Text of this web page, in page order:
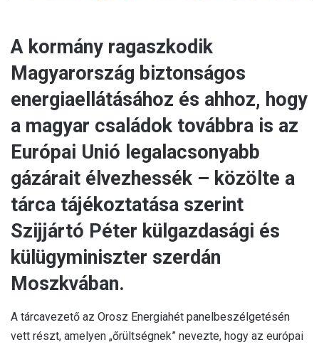
A kormány ragaszkodik
Magyarország biztonságos
energiaellátásához és ahhoz, hogy
a magyar családok továbbra is az
Európai Unió legalacsonyabb
gázárait élvezhessék – közölte a
tárca tájékoztatása szerint
Szijjártó Péter külgazdasági és
külügyminiszter szerdán
Moszkvában.
A tárcavezető az Orosz Energiahét panelbeszélgetésén
vett részt, amelyen „őrültségnek” nevezte, hogy az európai